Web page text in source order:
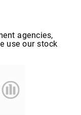
agencies,
use our stock